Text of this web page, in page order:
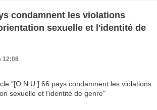
condamnent les violations
sexuelle et l'identité de
12:08